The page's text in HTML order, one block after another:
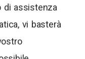
di assistenza
vi basterà